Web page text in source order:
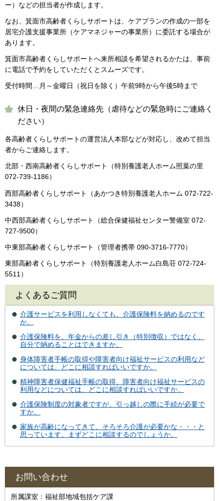
ー）などの担当者が作成します。
なお、箕面市高齢者くらしサポートは、ケアプランの作成の一部を
居宅介護支援事業所（ケアマネジャーの事業所）に委託する場合が
あります。
箕面市高齢者くらしサポートへ来所相談を希望されるかたは、事前
に電話で予約をしていただくとスムーズです。
受付時間…月～金曜日（祝日を除く）午前9時から午後5時まで
休日・夜間の緊急連絡先（虐待などの緊急時にご連絡く
ださい）
各高齢者くらしサポートの運営法人本部などが対応し、改めて担当
者からご連絡します。
北部・西南高齢者くらしサポート（特別養護老人ホーム照葉の里
072-739-1186）
西部高齢者くらしサポート（あかつき特別養護老人ホーム 072-722-
3438）
中西部高齢者くらしサポート（総合保健福祉センター警備室 072-
727-9500）
中東部高齢者くらしサポート（管理者携帯 090-3716-7770）
東部高齢者くらしサポート（特別養護老人ホーム白島荘 072-724-
5511）
よくあるご質問
介護サービスを利用しなくても、介護保険料を納めるのです
か。
介護保険料を、年金からの差し引き（特別徴収）ではなく、
自分で納めることはできますか。
身体障害者手帳の取得や障害者向け福祉サービスの利用など
については、どこに相談すればいいですか。
精神障害者保健福祉手帳の取得、障害者向け福祉サービスの
利用などについては、どこに相談すればいいですか。
介護保険制度の対象者ですが、引っ越しの際に手続が必要で
すか。
家族が高齢になってきて、そろそろ介護が必要かな・・・と
思っています。まずどこに相談するのでしょうか。
お問い合わせ
所属課室：福祉部地域包括ケア課